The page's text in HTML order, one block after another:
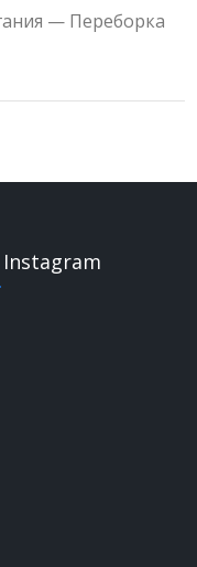
— Переборка